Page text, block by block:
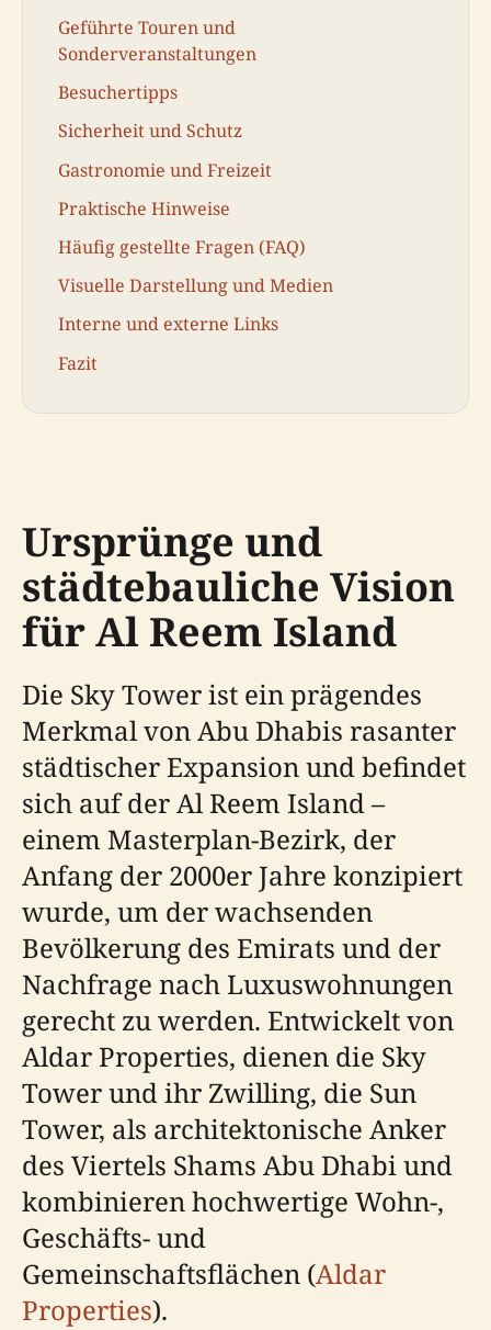
Geführte Touren und
Sonderveranstaltungen
Besuchertipps
Sicherheit und Schutz
Gastronomie und Freizeit
Praktische Hinweise
Häufig gestellte Fragen (FAQ)
Visuelle Darstellung und Medien
Interne und externe Links
Fazit
Ursprünge und
städtebauliche Vision
für Al Reem Island
Die Sky Tower ist ein prägendes
Merkmal von Abu Dhabis rasanter
städtischer Expansion und befindet
sich auf der Al Reem Island –
einem Masterplan-Bezirk, der
Anfang der 2000er Jahre konzipiert
wurde, um der wachsenden
Bevölkerung des Emirats und der
Nachfrage nach Luxuswohnungen
gerecht zu werden. Entwickelt von
Aldar Properties, dienen die Sky
Tower und ihr Zwilling, die Sun
Tower, als architektonische Anker
des Viertels Shams Abu Dhabi und
kombinieren hochwertige Wohn-,
Geschäfts- und
Gemeinschaftsflächen (Aldar
Properties).